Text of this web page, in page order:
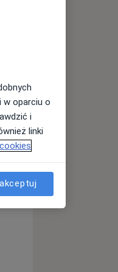
Śr,
12 Sie
w oparciu o
i
linki